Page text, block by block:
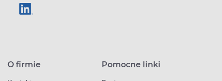
O firmie Pomocne linki